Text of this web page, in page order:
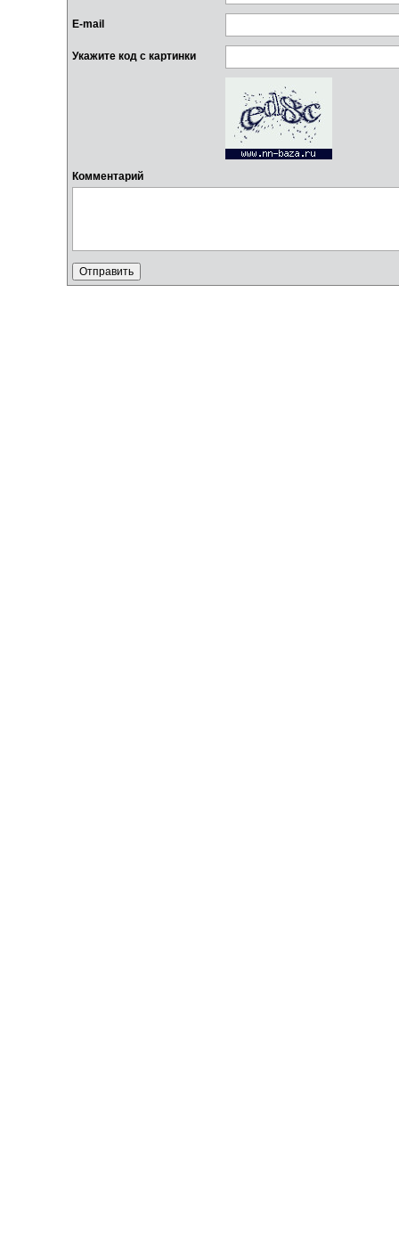
E-mail
Укажите код с картинки
Комментарий